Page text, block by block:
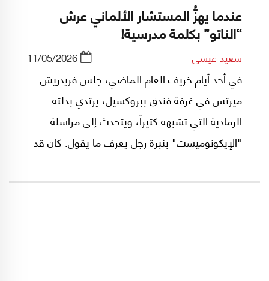
عندما يهزُّ المستشار الألماني عرش
“الناتو” بكلمة مدرسية!
سعيد عيسى 11/05/2026
في أحد أيام خريف العام الماضي، جلس فريدريش
ميرتس في غرفة فندق ببروكسيل، يرتدي بدلته
الرمادية التي تشبهه كثيراً، ويتحدث إلى مراسلة
"الإيكونوميست" بنبرة رجل يعرف ما يقول. كان قد
المستشارية في برلين، وكان يشعر بأنه يملك الآن ما